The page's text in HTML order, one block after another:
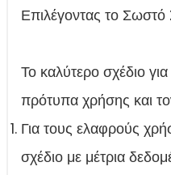
Επιλέγοντας το Σωστό
Το καλύτερο σχέδιο
πρότυπα χρήσης και
Για τους ελαφρούς
σχέδιο με μέτρια